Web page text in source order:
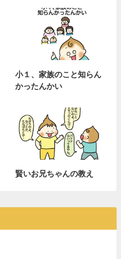
小１、家族のこと知らん
かったんかい
賢いお兄ちゃんの教え